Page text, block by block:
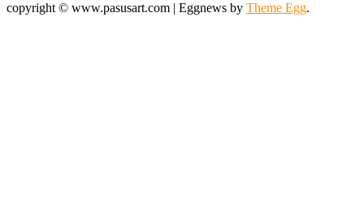
copyright © www.pasusart.com | Eggnews by Theme Egg.